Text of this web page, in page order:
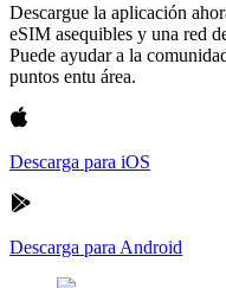
Descargue la aplicación
eSIM asequibles y una red
Puede ayudar a la
puntos entu área.
Descarga para iOS
Descarga para Android